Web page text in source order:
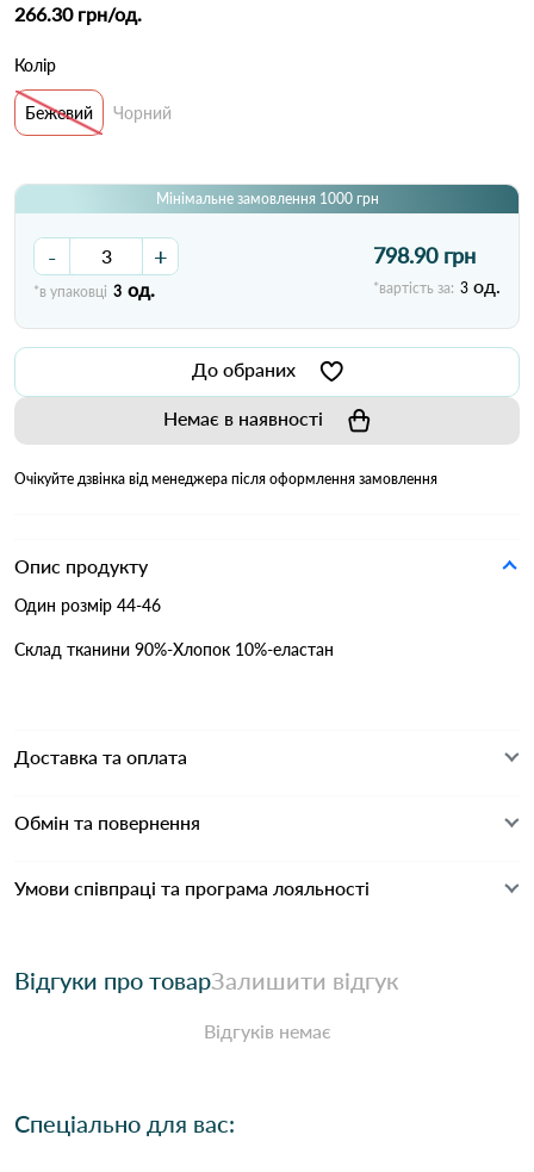
266.30 грн/од.
Колір
Бежевий Чорний
Мінімальне замовлення 1000 грн
- +
*в упаковці 3 од.
798.90 грн
*вартість за: 3 од.
До обраних
Немає в наявності
Очікуйте дзвінка від менеджера після оформлення замовлення
Опис продукту
Один розмір 44-46
Склад тканини 90%-Хлопок 10%-еластан
Доставка та оплата
Обмін та повернення
Умови співпраці та програма лояльності
Відгуки про товарЗалишити відгук
Відгуків немає
Спеціально для вас: